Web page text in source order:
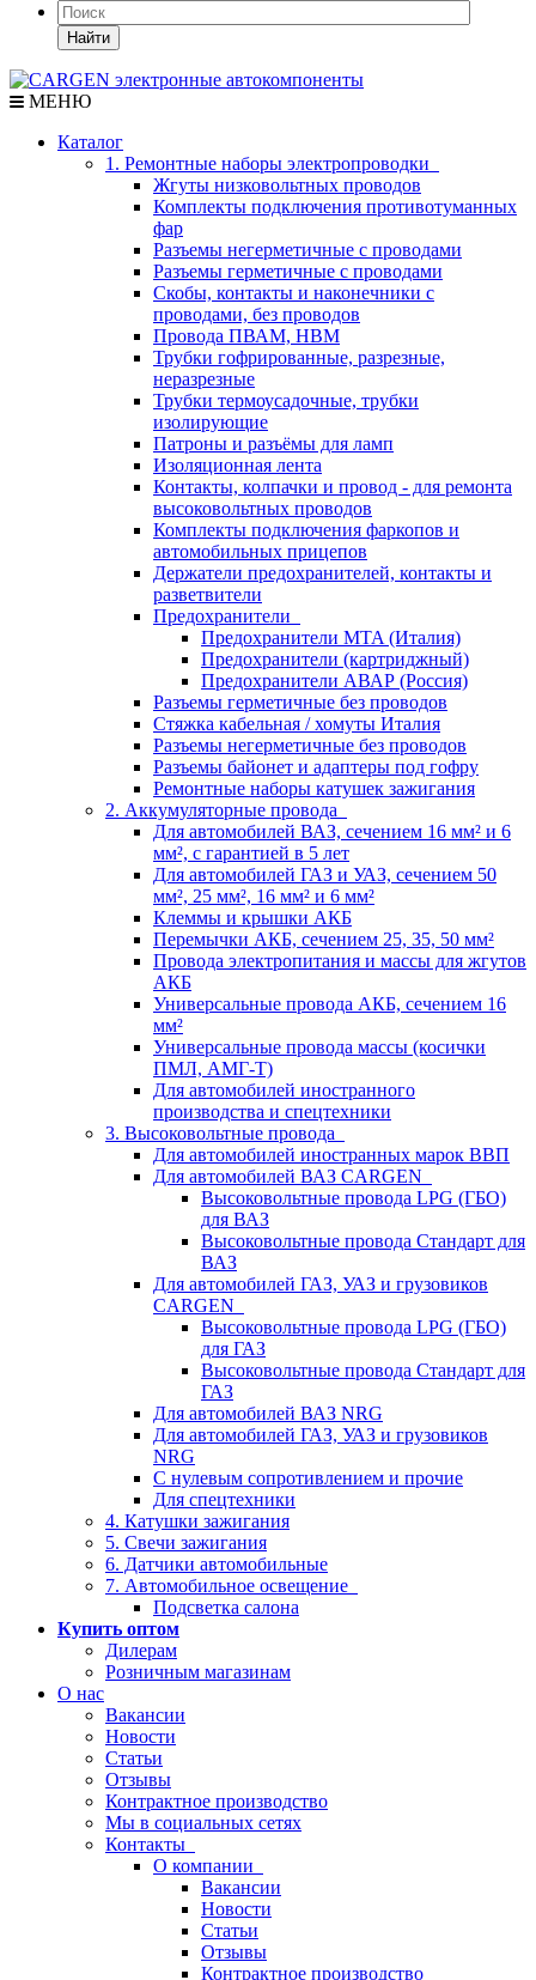
Найти
МЕНЮ
Каталог
1. Ремонтные наборы электропроводки
Жгуты низковольтных проводов
Комплекты подключения противотуманных
фар
Разъемы негерметичные с проводами
Разъемы герметичные с проводами
Скобы, контакты и наконечники с
проводами, без проводов
Провода ПВАМ, НВМ
Трубки гофрированные, разрезные,
неразрезные
Трубки термоусадочные, трубки
изолирующие
Патроны и разъёмы для ламп
Изоляционная лента
Контакты, колпачки и провод - для ремонта
высоковольтных проводов
Комплекты подключения фаркопов и
автомобильных прицепов
Держатели предохранителей, контакты и
разветвители
Предохранители
Предохранители MTA (Италия)
Предохранители (картриджный)
Предохранители АВАР (Россия)
Разъемы герметичные без проводов
Стяжка кабельная / хомуты Италия
Разъемы негерметичные без проводов
Разъемы байонет и адаптеры под гофру
Ремонтные наборы катушек зажигания
2. Аккумуляторные провода
Для автомобилей ВАЗ, сечением 16 мм² и 6
мм², с гарантией в 5 лет
Для автомобилей ГАЗ и УАЗ, сечением 50
мм², 25 мм², 16 мм² и 6 мм²
Клеммы и крышки АКБ
Перемычки АКБ, сечением 25, 35, 50 мм²
Провода электропитания и массы для жгутов
АКБ
Универсальные провода АКБ, сечением 16
мм²
Универсальные провода массы (косички
ПМЛ, АМГ-Т)
Для автомобилей иностранного
производства и спецтехники
3. Высоковольтные провода
Для автомобилей иностранных марок ВВП
Для автомобилей ВАЗ CARGEN
Высоковольтные провода LPG (ГБО)
для ВАЗ
Высоковольтные провода Стандарт для
ВАЗ
Для автомобилей ГАЗ, УАЗ и грузовиков
CARGEN
Высоковольтные провода LPG (ГБО)
для ГАЗ
Высоковольтные провода Стандарт для
ГАЗ
Для автомобилей ВАЗ NRG
Для автомобилей ГАЗ, УАЗ и грузовиков
NRG
С нулевым сопротивлением и прочие
Для спецтехники
4. Катушки зажигания
5. Свечи зажигания
6. Датчики автомобильные
7. Автомобильное освещение
Подсветка салона
Купить оптом
Дилерам
Розничным магазинам
О нас
Вакансии
Новости
Статьи
Отзывы
Контрактное производство
Мы в социальных сетях
Контакты
О компании
Вакансии
Новости
Статьи
Отзывы
Контрактное производство